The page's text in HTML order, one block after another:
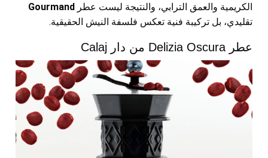
الكريمية والعمق الترابي، والنتيجة ليست عطر Gourmand
تقليدي، بل تركيبة فنية تعكس فلسفة النيش الحقيقية.
عطر Delizia Oscura من دار Calaj